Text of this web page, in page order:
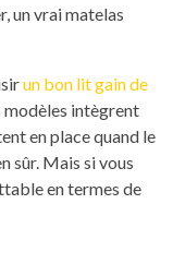
un vrai matelas
un bon lit gain de
modèles intègrent
en place quand le
sûr. Mais si vous
en termes de